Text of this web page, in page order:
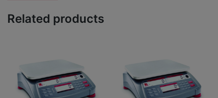
Related products